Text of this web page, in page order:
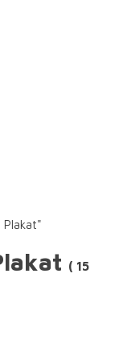
Plakat"
( 15